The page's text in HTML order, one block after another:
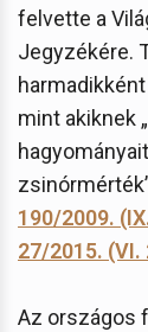
felvette a
Jegyzékére.
harmadikként
mint akiknek
190/2009.
27/2015. (VI.
Az országos